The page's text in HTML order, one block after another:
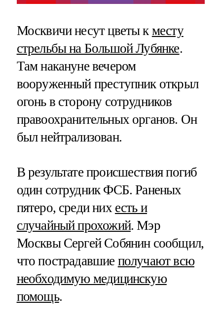
Москвичи несут цветы к месту
стрельбы на Большой Лубянке.
Там накануне вечером
вооруженный преступник открыл
огонь в сторону сотрудников
правоохранительных органов. Он
был нейтрализован.
В результате происшествия погиб
один сотрудник ФСБ. Раненых
пятеро, среди них есть и
случайный прохожий. Мэр
Москвы Сергей Собянин сообщил,
что пострадавшие получают всю
необходимую медицинскую
помощь.